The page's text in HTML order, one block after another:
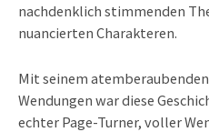
nachdenklich stimmenden
nuancierten Charakteren.
Mit seinem
Wendungen war diese
echter Page-Turner, voller